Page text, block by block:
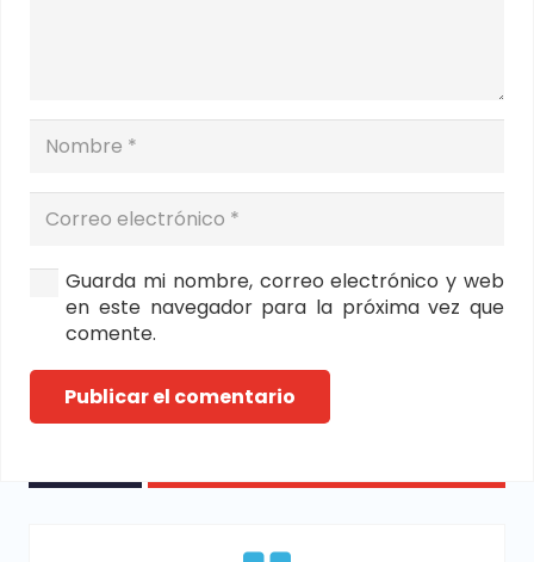
Guarda mi nombre, correo electrónico y web
en este navegador para la próxima vez que
comente.
Publicar el comentario